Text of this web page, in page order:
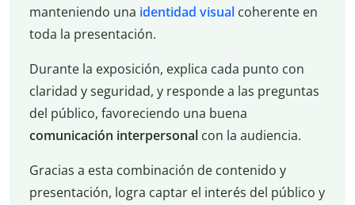
manteniendo una identidad visualcoherente en
toda la presentación.
Durante la exposición, explica cada punto con
claridad y seguridad, y responde a las preguntas
del público, favoreciendo una buena
comunicación interpersonalcon la audiencia.
Gracias a esta combinación de contenido y
presentación, logra captar el interés del público y